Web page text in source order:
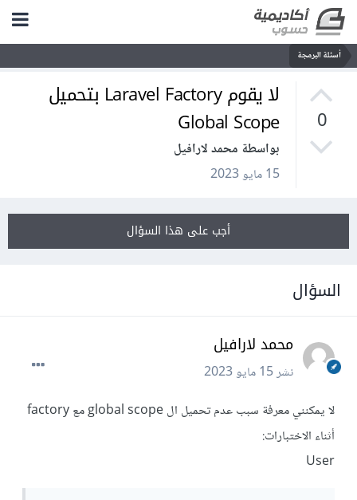
أسئلة البرمجة
0
لا يقوم Laravel Factory بتحميل
Global Scope
بواسطة محمد لارافيل
15 مايو 2023
أجب على هذا السؤال
السؤال
محمد لارافيل
نشر15 مايو 2023
لا يمكنني معرفة سبب عدم تحميل ال global scope مع factory
أثناء الاختبارات:
User